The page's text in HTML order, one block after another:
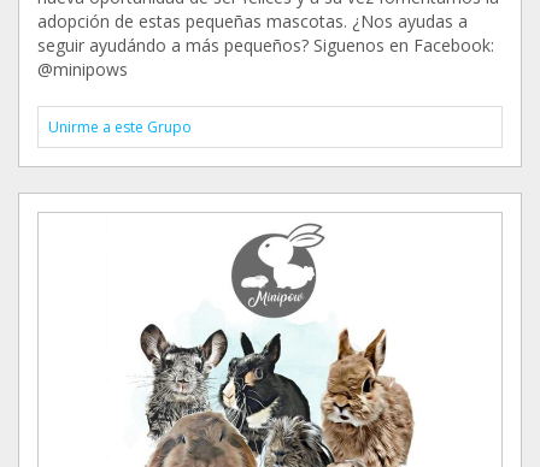
adopción de estas pequeñas mascotas. ¿Nos ayudas a
seguir ayudándo a más pequeños? Siguenos en Facebook:
@minipows
Unirme a este Grupo